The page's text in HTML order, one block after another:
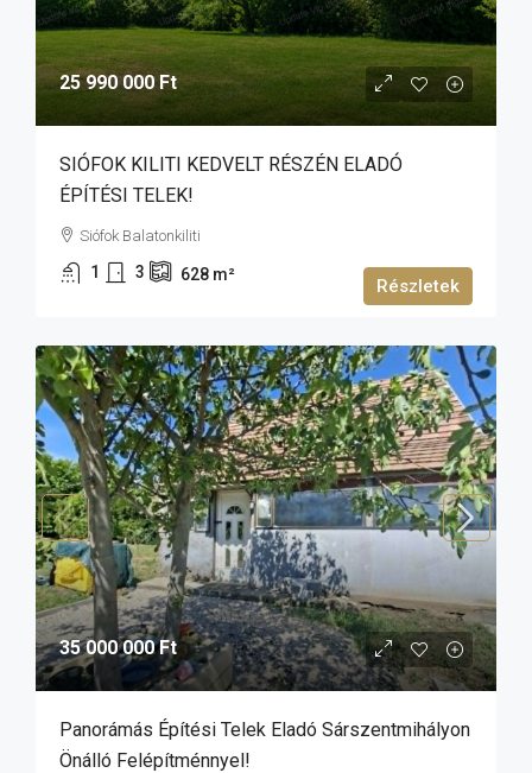
25 990 000 Ft
SIÓFOK KILITI KEDVELT RÉSZÉN ELADÓ
ÉPÍTÉSI TELEK!
Siófok Balatonkiliti
1 3 628 m²
Részletek
35 000 000 Ft
Panorámás Építési Telek Eladó Sárszentmihályon
Önálló Felépítménnyel!